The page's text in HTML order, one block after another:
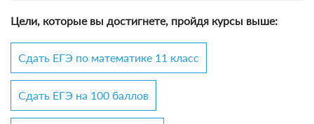
Цели, которые вы достигнете, пройдя курсы выше:
Сдать ЕГЭ по математике 11 класс
Сдать ЕГЭ на 100 баллов